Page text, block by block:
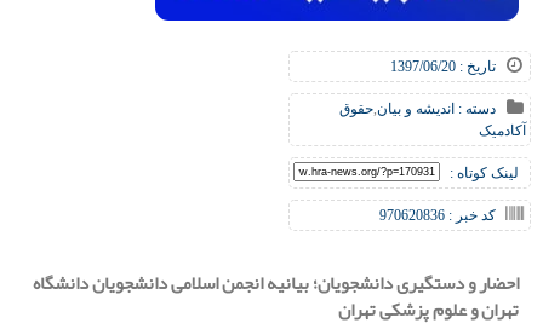
تاریخ : 1397/06/20
دسته : اندیشه و بیان,حقوق
آکادمیک
لینک کوتاه :
کد خبر : 970620836
احضار و دستگیری دانشجویان؛ بیانیه انجمن اسلامی دانشجویان دانشگاه
تهران و علوم پزشکی تهران